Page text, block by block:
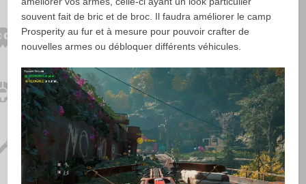
souvent fait de bric et de broc. Il faudra améliorer le camp
Prosperity au fur et à mesure pour pouvoir crafter de
nouvelles armes ou débloquer différents véhicules.